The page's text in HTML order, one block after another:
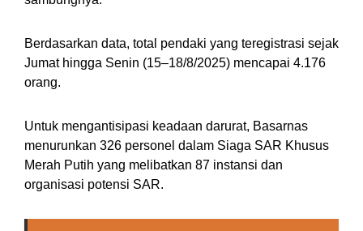
Berdasarkan data, total pendaki yang teregistrasi sejak
Jumat hingga Senin (15–18/8/2025) mencapai 4.176
orang.
Untuk mengantisipasi keadaan darurat, Basarnas
menurunkan 326 personel dalam Siaga SAR Khusus
Merah Putih yang melibatkan 87 instansi dan
organisasi potensi SAR.